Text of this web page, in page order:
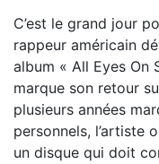
C’est le grand jour
rappeur américain
album « All Eyes On
marque son retour
plusieurs années
personnels, l’artiste
un disque qui doit